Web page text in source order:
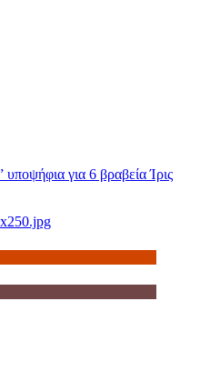
για 6 βραβεία Ίρις